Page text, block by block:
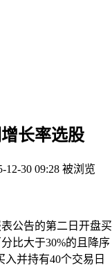
长率选股
12-30 09:28 被浏览
公告的第二日开盘买
比大于30%的且降序
并持有40个交易日